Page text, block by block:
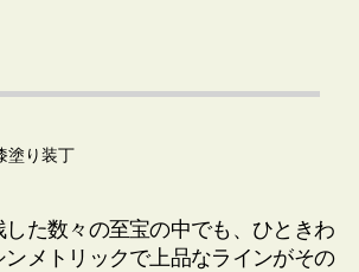
塗り装丁
た数々の至宝の中でも、ひときわ
メトリックで上品なラインがその